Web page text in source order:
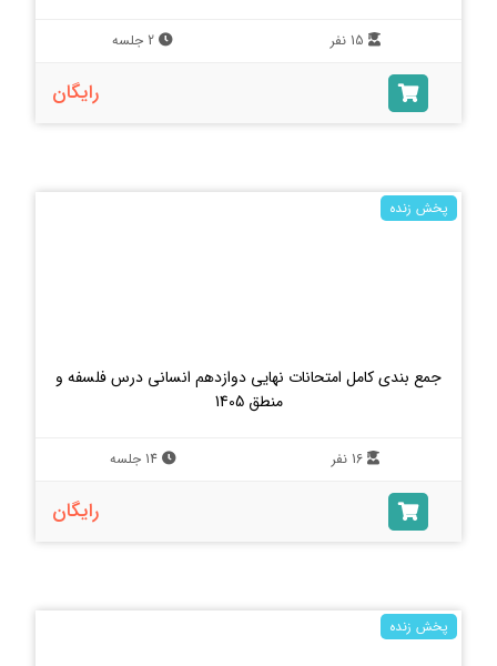
15 نفر 2 جلسه
رایگان
جمع بندی کامل امتحانات نهایی دوازدهم انسانی درس فلسفه و
منطق 1405
پخش زنده
16 نفر 14 جلسه
رایگان
پخش زنده